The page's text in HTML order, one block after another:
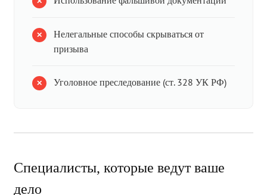
Нелегальные способы скрываться от
призыва
Уголовное преследование (ст. 328 УК РФ)
Специалисты, которые ведут ваше
дело